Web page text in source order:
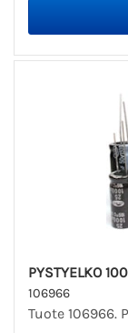
PYSTYELKO
106966
Tuote 106966.